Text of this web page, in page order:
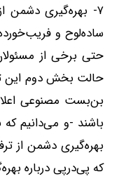
۷- بهره‌گیری دشمن
ساده‌لوح و
حتی برخی از
حالت بخش دوم این
بن‌بست مصنوعی
باشند -و می‌دانیم
بهره‌گیری دشمن از
که پی‌درپی درباره